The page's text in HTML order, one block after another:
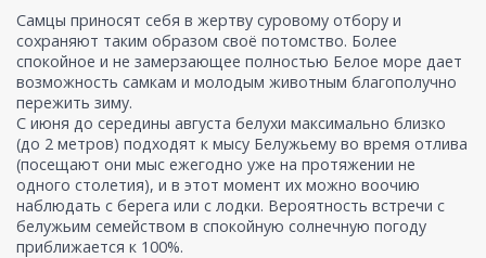
Самцы приносят себя в жертву суровому отбору и
сохраняют таким образом своё потомство. Более
спокойное и не замерзающее полностью Белое море дает
возможность самкам и молодым животным благополучно
пережить зиму.
С июня до середины августа белухи максимально близко
(до 2 метров) подходят к мысу Белужьему во время отлива
(посещают они мыс ежегодно уже на протяжении не
одного столетия), и в этот момент их можно воочию
наблюдать с берега или с лодки. Вероятность встречи с
белужьим семейством в спокойную солнечную погоду
приближается к 100%.